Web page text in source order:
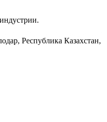
Республика Казахстан,